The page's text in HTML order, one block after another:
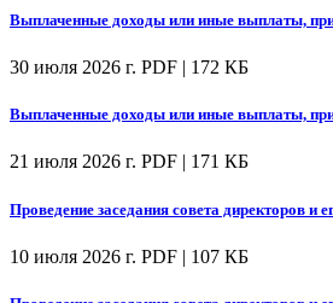
Выплаченные доходы или иные выплаты,
30 июля 2026 г. PDF | 172 КБ
Выплаченные доходы или иные выплаты,
21 июля 2026 г. PDF | 171 КБ
Проведение заседания совета директоров и
10 июля 2026 г. PDF | 107 КБ